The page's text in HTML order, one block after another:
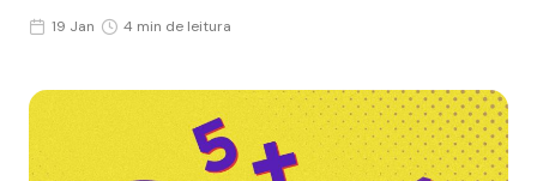
19 Jan 4 min de leitura